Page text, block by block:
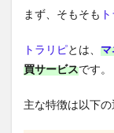
まず、そもそも
トラリピとは、 マ
買サービスです。
主な特徴は以下の